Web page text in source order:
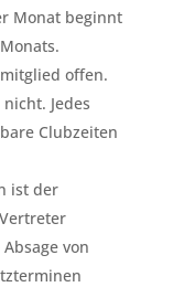
Monat beginnt
offen.
Jedes
Clubzeiten
ist der
von